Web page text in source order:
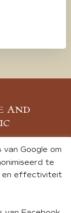
AND
Google om
te
en effectiviteit